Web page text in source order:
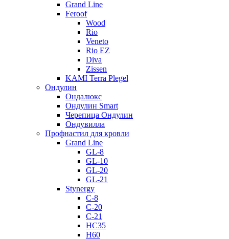
Grand Line
Feroof
Wood
Rio
Veneto
Rio EZ
Diva
Zissen
KAMI Terra Plegel
Ондулин
Ондалюкс
Ондулин Smart
Черепица Ондулин
Ондувилла
Профнастил для кровли
Grand Line
GL-8
GL-10
GL-20
GL-21
Stynergy
C-8
C-20
C-21
НС35
Н60